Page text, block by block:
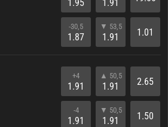
1.95
-30,5
1.87
1.91
▼ 53,5
1.91 1.01
+4
1.91
-4
1.91
▲ 50,5
1.91
▼ 50,5
1.91
2.65
1.50